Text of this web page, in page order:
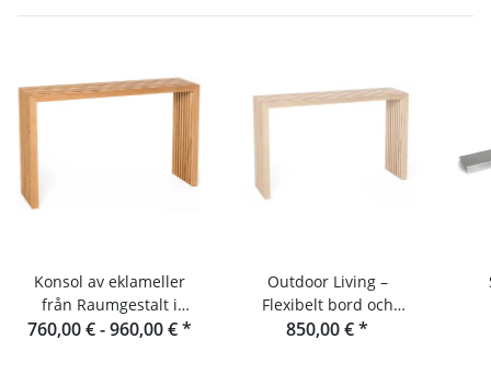
Konsol av eklameller
från Raumgestalt i
Schwarzwald
760,00 € -960,00 €*
Outdoor Living –
Flexibelt bord och
konsolbord i
850,00 €*